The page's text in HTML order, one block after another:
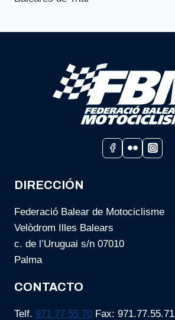
DIRECCIÓN
Federació Balear de Motociclisme
Velòdrom Illes Balears
c. de l’Uruguai s/n 07010
Palma
CONTACTO
Telf. 971 77 55 70 Fax: 971.77.55.71